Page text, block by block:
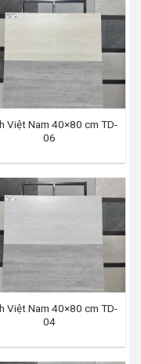
Việt Nam 40×80 cm TD-
06
Việt Nam 40×80 cm TD-
04